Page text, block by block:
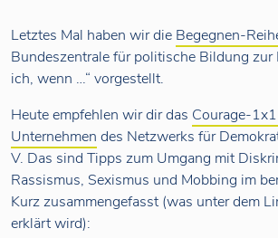
Letztes Mal haben wir die Begegnen-
Bundeszentrale für politische Bildung zur
ich, wenn …“ vorgestellt.
Heute empfehlen wir dir das Courage-
Unternehmen des Netzwerks für
V. Das sind Tipps zum Umgang mit
Rassismus, Sexismus und Mobbing im
Kurz zusammengefasst (was unter dem
erklärt wird):